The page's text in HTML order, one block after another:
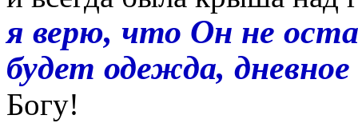
я верю, что Он не
будет одежда,
Богу!